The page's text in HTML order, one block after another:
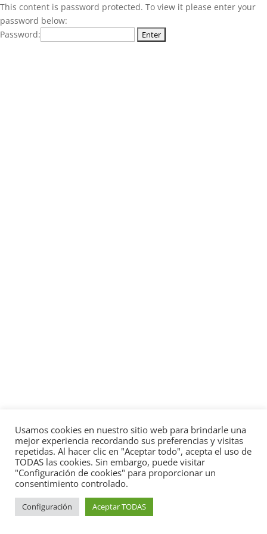
This content is password protected. To view it please enter your
password below:
Password:
Usamos cookies en nuestro sitio web para brindarle una
mejor experiencia recordando sus preferencias y visitas
repetidas. Al hacer clic en "Aceptar todo", acepta el uso de
TODAS las cookies. Sin embargo, puede visitar
"Configuración de cookies" para proporcionar un
consentimiento controlado.
Configuración Aceptar TODAS